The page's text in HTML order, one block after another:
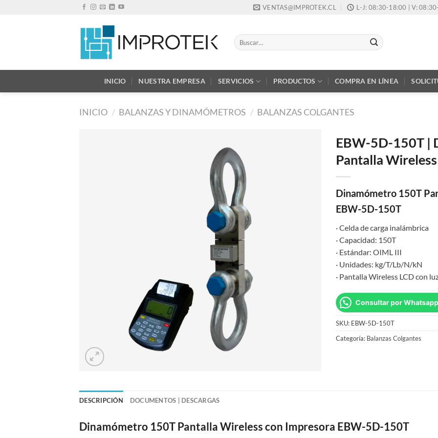
VENTAS@IMPROTEK.CL L-J: 08:30-18:00 | V:
Buscar
por:
INICIO NUESTRA EMPRESA SERVICIOS PRODUCTOS COMPRA EN LÍNEA
INICIO / BALANZAS Y DINAMÓMETROS / BALANZAS COLGANTES
EBW-5D-150T |
Pantalla
Dinamómetro 150T
EBW-5D-150T
· Celda de carga inalámbrica
· Capacidad: 150T
· Estándar: OIML III
· Unidades: kg/T/Lb/N/kN
· Pantalla Wireless LCD con
Consultar por Whatsapp
SKU: EBW-5D-150T
Categoría: Balanzas Colgantes
DESCRIPCIÓN DOCUMENTOS | DESCARGAS
Dinamómetro 150T Pantalla Wireless con Impresora EBW-5D-150T